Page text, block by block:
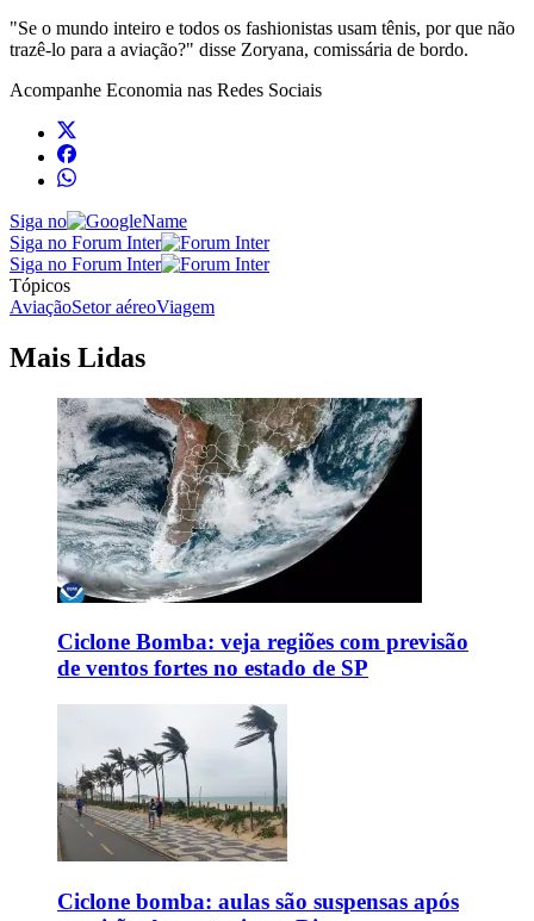
"Se o mundo inteiro e todos os fashionistas usam tênis, por que não
trazê-lo para a aviação?" disse Zoryana, comissária de bordo.
Acompanhe Economia nas Redes Sociais
Siga no
Siga no Forum Inter
Siga no Forum Inter
Tópicos
AviaçãoSetor aéreoViagem
Mais Lidas
Ciclone Bomba: veja regiões com previsão
de ventos fortes no estado de SP
Ciclone bomba: aulas são suspensas após